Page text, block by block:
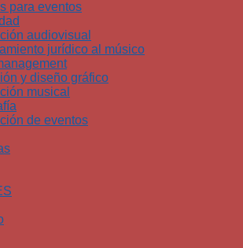
para eventos
audiovisual
jurídico al músico
y diseño gráfico
musical
de eventos